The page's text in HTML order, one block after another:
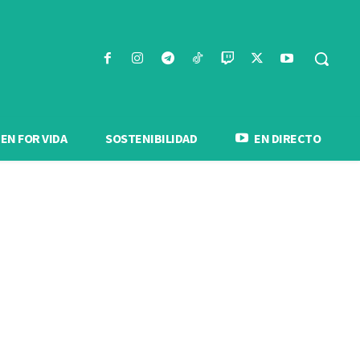
FOR VIDA SOSTENIBILIDAD EN DIRECTO